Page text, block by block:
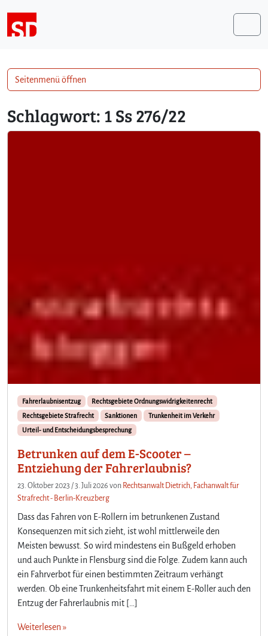
Schlagwort: 1 Ss 276/22
Fahrerlaubnisentzug
Rechtsgebiete Ordnungswidrigkeitenrecht
Rechtsgebiete Strafrecht
Sanktionen
Trunkenheit im Verkehr
Urteil- und Entscheidungsbesprechung
Betrunken auf dem E-Scooter –
Entziehung der Fahrerlaubnis?
23. Oktober 2023 /3. Juli 2026 von Rechtsanwalt Dietrich, Fachanwalt für
Strafrecht - Berlin-Kreuzberg
Dass das Fahren von E-Rollern im betrunkenen Zustand
Konsequenzen mit sich zieht, ist wohl mittlerweile den
Meisten bewusst. So wird mindestens ein Bußgeld erhoben
und auch Punkte in Flensburg sind die Folge. Zudem kann auch
ein Fahrverbot für einen bestimmten Zeitraum verhängt
werden. Ob eine Trunkenheitsfahrt mit einem E-Roller auch den
Entzug der Fahrerlaubnis mit […]
Weiterlesen »
Seitenmenü öffnen